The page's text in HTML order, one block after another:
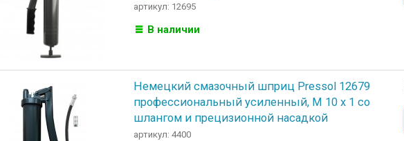
артикул: 12695
В наличии
Немецкий смазочный шприц Pressol 12679
профессиональный усиленный, M 10 x 1 со
шлангом и прецизионной насадкой
артикул: 4400